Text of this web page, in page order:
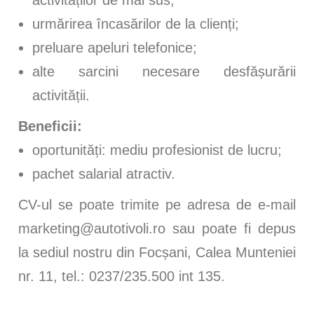
urmărirea încasărilor de la clienți;
preluare apeluri telefonice;
alte sarcini necesare desfășurării
activității.
Beneficii:
oportunități: mediu profesionist de lucru;
pachet salarial atractiv.
CV-ul se poate trimite pe adresa de e-mail
marketing@autotivoli.ro sau poate fi depus
la sediul nostru din Focșani, Calea Munteniei
nr. 11, tel.: 0237/235.500 int 135.